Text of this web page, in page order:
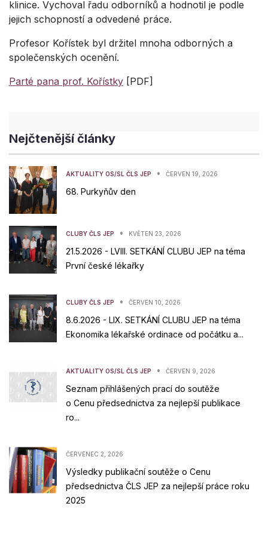
klinice. Vychoval řadu odborníků a hodnotil je podle
jejich schopností a odvedené práce.
Profesor Kořístek byl držitel mnoha odborných a
společenských ocenění.
Parté pana prof. Kořístky [PDF]
Nejčtenější články
AKTUALITY OS/SL ČLS JEP • ČERVEN 19, 2026
68. Purkyňův den
CLUBY ČLS JEP • KVĚTEN 23, 2026
21.5.2026 - LVIII. SETKÁNÍ CLUBU JEP na téma
První české lékařky
CLUBY ČLS JEP • ČERVEN 10, 2026
8.6.2026 - LIX. SETKÁNÍ CLUBU JEP na téma
Ekonomika lékařské ordinace od počátku a...
AKTUALITY OS/SL ČLS JEP • ČERVEN 9, 2026
Seznam přihlášených prací do soutěže
o Cenu předsednictva za nejlepší publikace
ro...
ČERVENEC 2, 2026
Výsledky publikační soutěže o Cenu
předsednictva ČLS JEP za nejlepší práce roku
2025